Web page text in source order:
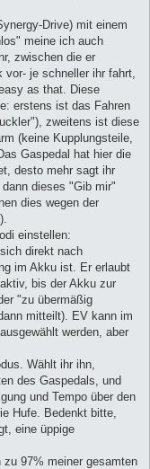
Drive) mit einem
meine ich auch
zwischen die er
je schneller ihr fahrt,
as that. Diese
erstens ist das Fahren
zweitens ist diese
(keine Kupplungsteile,
Gaspedal hat hier die
desto mehr sagt ihr
dieses "Gib mir"
dies wegen der
einstellen:
direkt nach
im Akku ist. Er erlaubt
bis der Akku zur
"zu übermäßig
mitteilt). EV kann im
werden, aber
Wählt ihr ihn,
des Gaspedals, und
und Tempo über den
Hufe. Bedenkt bitte,
eine üppige
97% meiner gesamten